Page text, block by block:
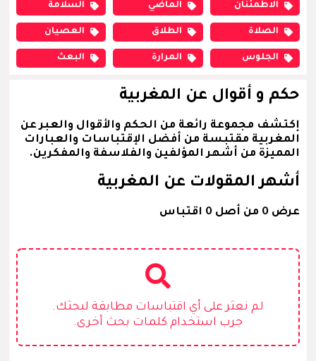
الاطمئنان الماضي السلامة
الصلاة الطلاق العصيان
الجلوس المرارة البعث
حكم و أقوال عن المغربية
إكتشف مجموعة رائعة من الحكم والأقوال والعبر عن
المغربية مقتبسة من أفضل الإقتباسات والعبارات
المميزة من أشهر المؤلفين والفلاسفة والمفكرين.
أشهر المقولات عن المغربية
عرض 0 من أصل 0 اقتباس
لم نعثر على أي اقتباسات مطابقة لبحثك.
جرب استخدام كلمات بحث أخرى.